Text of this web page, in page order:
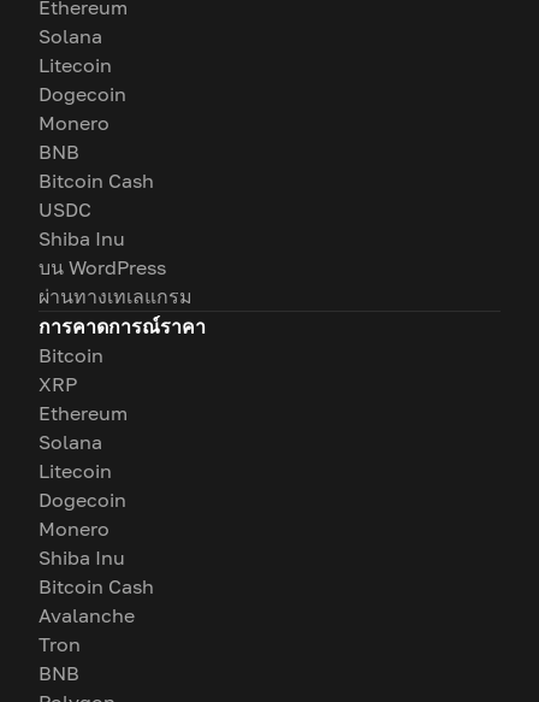
Ethereum
Solana
Litecoin
Dogecoin
Monero
BNB
Bitcoin Cash
USDC
Shiba Inu
บน WordPress
ผ่านทางเทเลแกรม
การคาดการณ์ราคา
Bitcoin
XRP
Ethereum
Solana
Litecoin
Dogecoin
Monero
Shiba Inu
Bitcoin Cash
Avalanche
Tron
BNB